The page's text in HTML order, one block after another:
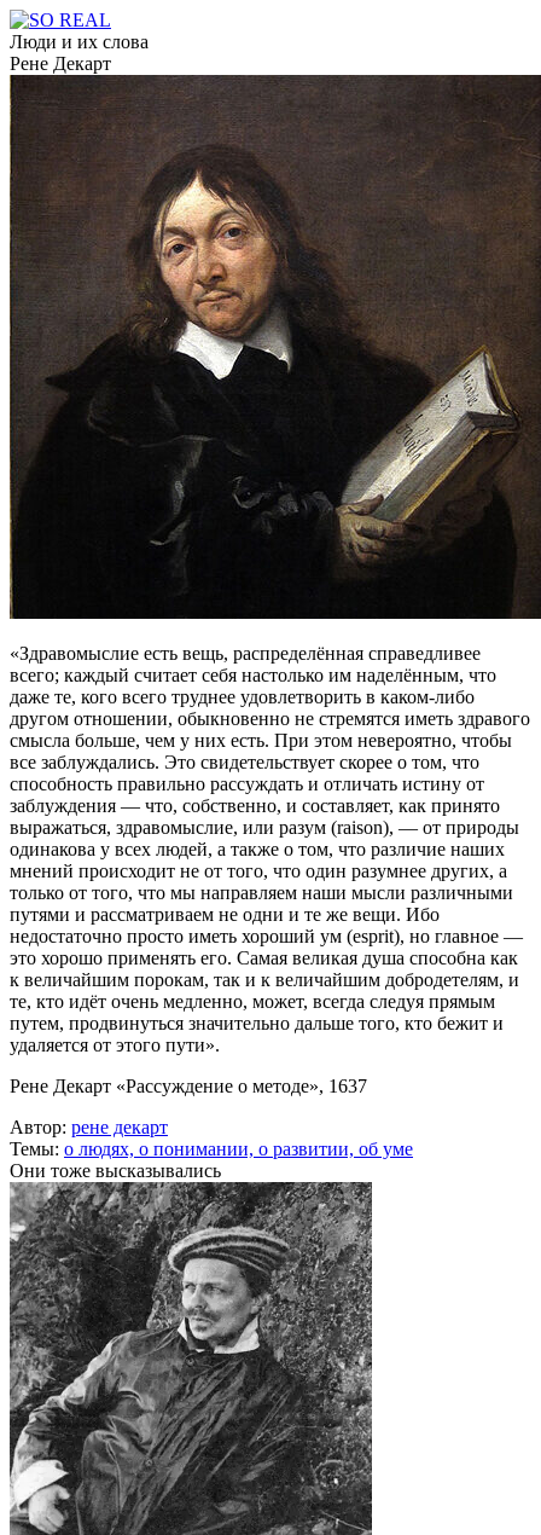
Люди и их слова
Рене Декарт
«Здравомыслие есть вещь, распределённая справедливее
всего; каждый считает себя настолько им наделённым, что
даже те, кого всего труднее удовлетворить в каком-либо
другом отношении, обыкновенно не стремятся иметь здравого
смысла больше, чем у них есть. При этом невероятно, чтобы
все заблуждались. Это свидетельствует скорее о том, что
способность правильно рассуждать и отличать истину от
заблуждения — что, собственно, и составляет, как принято
выражаться, здравомыслие, или разум (raison), — от природы
одинакова у всех людей, а также о том, что различие наших
мнений происходит не от того, что один разумнее других, а
только от того, что мы направляем наши мысли различными
путями и рассматриваем не одни и те же вещи. Ибо
недостаточно просто иметь хороший ум (esprit), но главное —
это хорошо применять его. Самая великая душа способна как
к величайшим порокам, так и к величайшим добродетелям, и
те, кто идёт очень медленно, может, всегда следуя прямым
путем, продвинуться значительно дальше того, кто бежит и
удаляется от этого пути».
Рене Декарт «Рассуждение о методе», 1637
Автор: рене декарт
Темы: о людях, о понимании, о развитии, об уме
Они тоже высказывались